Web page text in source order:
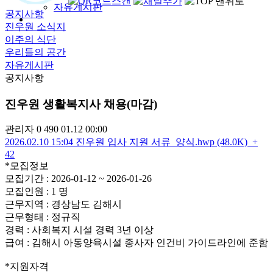
자유게시판
공지사항
진우원 소식지
이주의 식단
우리들의 공간
자유게시판
공지사항
진우원 생활복지사 채용(마감)
관리자 0 490 01.12 00:00
2026.02.10 15:04 진우원 입사 지원 서류_양식.hwp (48.0K) +
42
*모집정보
모집기간 : 2026-01-12 ~ 2026-01-26
모집인원 : 1 명
근무지역 : 경상남도 김해시
근무형태 : 정규직
경력 : 사회복지 시설 경력 3년 이상
급여 : 김해시 아동양육시설 종사자 인건비 가이드라인에 준함
*지원자격